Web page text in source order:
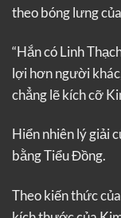
theo bóng lưng
“Hắn có Linh
lợi hơn người
chẳng lẽ kích cỡ
Hiển nhiên lý giải
bằng Tiểu Đồng.
Theo kiến thức